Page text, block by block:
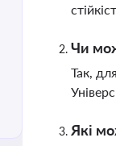
Чи
Так,
Які